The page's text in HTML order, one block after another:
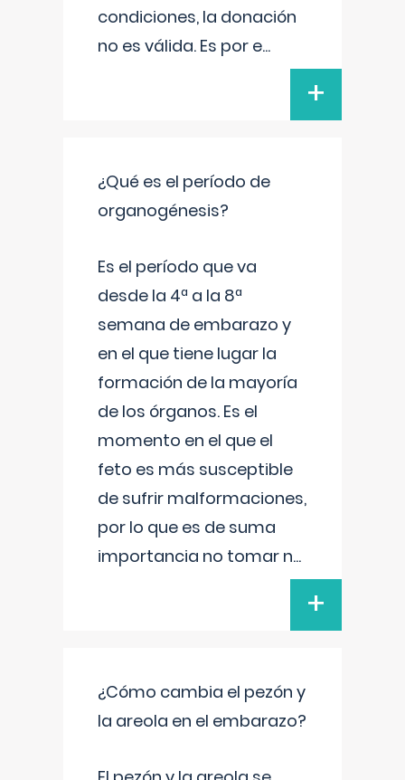
condiciones, la donación
no es válida. Es por e...
+
¿Qué es el período de
organogénesis?
Es el período que va
desde la 4ª a la 8ª
semana de embarazo y
en el que tiene lugar la
formación de la mayoría
de los órganos. Es el
momento en el que el
feto es más susceptible
de sufrir malformaciones,
por lo que es de suma
importancia no tomar n...
+
¿Cómo cambia el pezón y
la areola en el embarazo?